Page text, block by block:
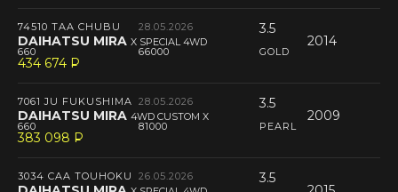
74510 TAA CHUBU 28.05.2026 3.5
DAIHATSU MIRA X SPECIAL 4WD 2014
660 66000 GOLD
434 674 P
--
7061 JU FUKUSHIMA 28.05.2026 3.5
DAIHATSU MIRA 4WD CUSTOM X 2009
660 81000 PEARL
383 098 P
--
3034 CAA TOUHOKU 26.05.2026 3.5